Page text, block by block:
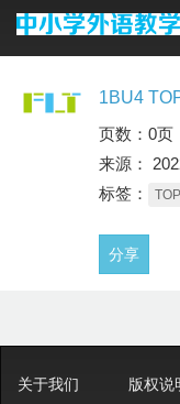
1BU4
页数：0页
来源：
标签：
分享
关于我们 版权说